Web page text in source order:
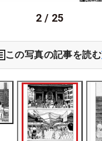
2 / 25
この写真の記事を読む